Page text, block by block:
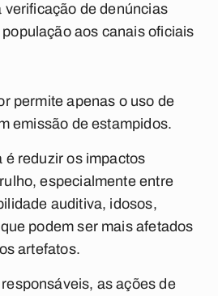
verificação de denúncias
aos canais oficiais
permite apenas o uso de
emissão de estampidos.
é reduzir os impactos
especialmente entre
auditiva, idosos,
podem ser mais afetados
artefatos.
as ações de